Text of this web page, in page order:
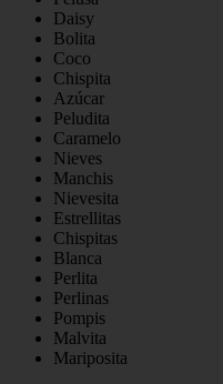
Daisy
Bolita
Coco
Chispita
Azúcar
Peludita
Caramelo
Nieves
Manchis
Nievesita
Estrellitas
Chispitas
Blanca
Perlita
Perlinas
Pompis
Malvita
Mariposita